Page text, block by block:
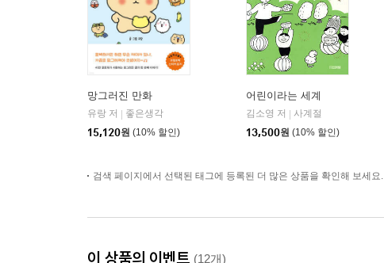
망그러진 만화
유랑 저
좋은생각
15,120원 (10% 할인)
어린이라는 세계
김소영 저
사계절
13,500원 (10% 할인)
검색 페이지에서 선택된 태그에 등록된 더 많은 상품을 확인해 보세요.
이 상품의 이벤트 (12개)